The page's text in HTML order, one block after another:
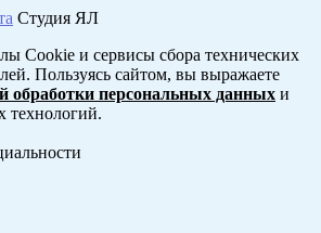
Студия ЯЛ
Cookie и сервисы сбора технических
Пользуясь сайтом, вы выражаете
обработки персональных данных и
технологий.